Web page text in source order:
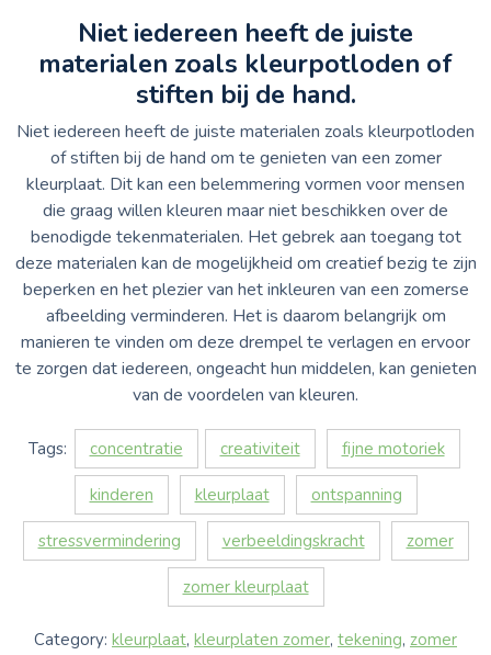
Niet iedereen heeft de juiste
materialen zoals kleurpotloden of
stiften bij de hand.
Niet iedereen heeft de juiste materialen zoals kleurpotloden
of stiften bij de hand om te genieten van een zomer
kleurplaat. Dit kan een belemmering vormen voor mensen
die graag willen kleuren maar niet beschikken over de
benodigde tekenmaterialen. Het gebrek aan toegang tot
deze materialen kan de mogelijkheid om creatief bezig te zijn
beperken en het plezier van het inkleuren van een zomerse
afbeelding verminderen. Het is daarom belangrijk om
manieren te vinden om deze drempel te verlagen en ervoor
te zorgen dat iedereen, ongeacht hun middelen, kan genieten
van de voordelen van kleuren.
Tags: concentratie creativiteit fijne motoriek
kinderen kleurplaat ontspanning
stressvermindering verbeeldingskracht zomer
zomer kleurplaat
Category: kleurplaat, kleurplaten zomer, tekening, zomer